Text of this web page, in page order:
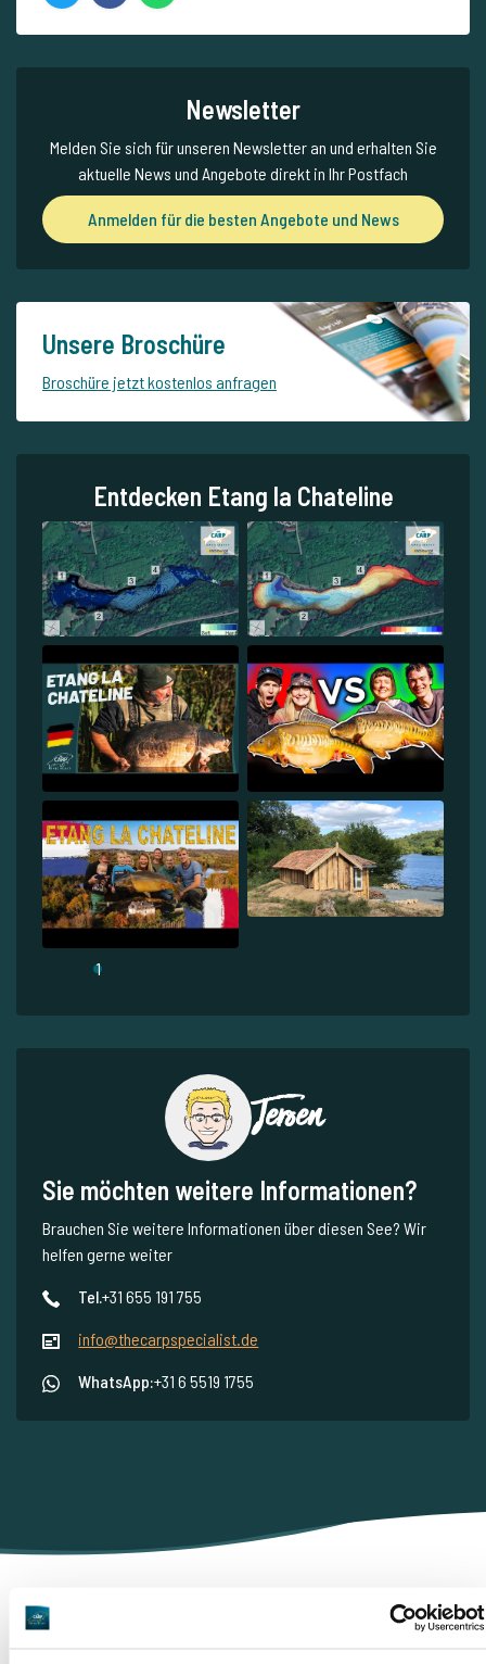
Newsletter
Melden Sie sich für unseren Newsletter an und erhalten Sie
aktuelle News und Angebote direkt in Ihr Postfach
Anmelden für die besten Angebote und News
Unsere Broschüre
Broschüre jetzt kostenlos anfragen
Entdecken Etang la Chateline
1
Jeroen
Sie möchten weitere Informationen?
Brauchen Sie weitere Informationen über diesen See? Wir
helfen gerne weiter
Tel.+31 655 191 755
info@thecarpspecialist.de
WhatsApp:+31 6 5519 1755